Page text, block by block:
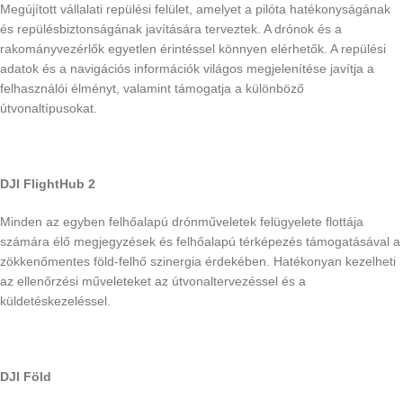
Megújított vállalati repülési felület, amelyet a pilóta hatékonyságának
és repülésbiztonságának javítására terveztek. A drónok és a
rakományvezérlők egyetlen érintéssel könnyen elérhetők. A repülési
adatok és a navigációs információk világos megjelenítése javítja a
felhasználói élményt, valamint támogatja a különböző
útvonaltípusokat.
DJI FlightHub 2
Minden az egyben felhőalapú drónműveletek felügyelete flottája
számára élő megjegyzések és felhőalapú térképezés támogatásával a
zökkenőmentes föld-felhő szinergia érdekében. Hatékonyan kezelheti
az ellenőrzési műveleteket az útvonaltervezéssel és a
küldetéskezeléssel.
DJI Föld